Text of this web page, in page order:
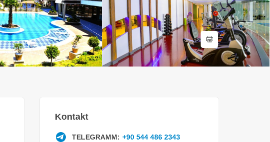
Kontakt
TELEGRAMM: +90 544 486 2343